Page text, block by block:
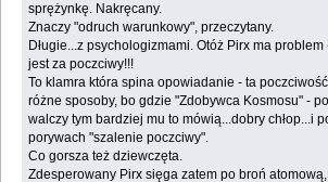
sprężynkę. Nakręcany.
Znaczy "odruch warunkowy", przeczytany.
Długie...z psychologizmami. Otóż Pirx ma
jest za poczciwy!!!
To klamra która spina opowiadanie - ta
różne sposoby, bo gdzie "Zdobywca Kosmosu" -
walczy tym bardziej mu to mówią...dobry chłop...i
porywach "szalenie poczciwy".
Co gorsza też dziewczęta.
Zdesperowany Pirx sięga zatem po broń